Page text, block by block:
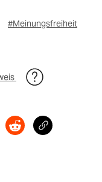
#Meinungsfreiheit